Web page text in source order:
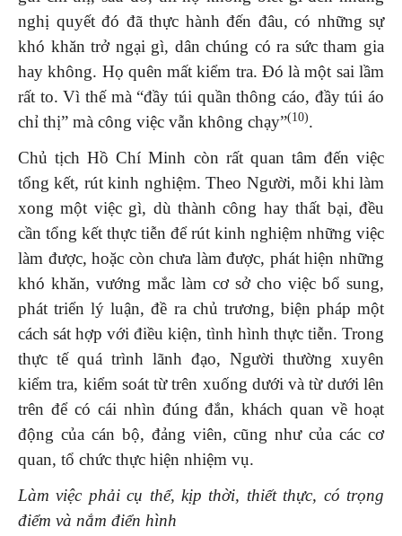
nghị quyết đó đã thực hành đến đâu, có những sự
khó khăn trở ngại gì, dân chúng có ra sức tham gia
hay không. Họ quên mất kiểm tra. Đó là một sai lầm
rất to. Vì thế mà “đầy túi quần thông cáo, đầy túi áo
chỉ thị” mà công việc vẫn không chạy”(10).
Chủ tịch Hồ Chí Minh còn rất quan tâm đến việc
tổng kết, rút kinh nghiệm. Theo Người, mỗi khi làm
xong một việc gì, dù thành công hay thất bại, đều
cần tổng kết thực tiễn để rút kinh nghiệm những việc
làm được, hoặc còn chưa làm được, phát hiện những
khó khăn, vướng mắc làm cơ sở cho việc bổ sung,
phát triển lý luận, đề ra chủ trương, biện pháp một
cách sát hợp với điều kiện, tình hình thực tiễn. Trong
thực tế quá trình lãnh đạo, Người thường xuyên
kiểm tra, kiểm soát từ trên xuống dưới và từ dưới lên
trên để có cái nhìn đúng đắn, khách quan về hoạt
động của cán bộ, đảng viên, cũng như của các cơ
quan, tổ chức thực hiện nhiệm vụ.
Làm việc phải cụ thể, kịp thời, thiết thực, có trọng
điểm và nắm điển hình